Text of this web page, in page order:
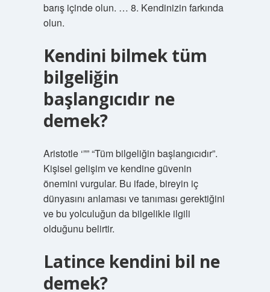
barış içinde olun. … 8. Kendinizin farkında
olun.
Kendini bilmek tüm
bilgeliğin
başlangıcıdır ne
demek?
Aristotle ‘”” “Tüm bilgeliğin başlangıcıdır”.
Kişisel gelişim ve kendine güvenin
önemini vurgular. Bu ifade, bireyin iç
dünyasını anlaması ve tanıması gerektiğini
ve bu yolculuğun da bilgelikle ilgili
olduğunu belirtir.
Latince kendini bil ne
demek?